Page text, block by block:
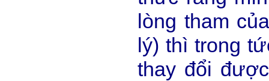
lòng tham
lý) thì trong
thay đổi